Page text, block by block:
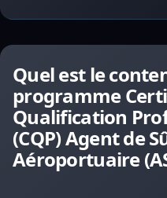
Quel est le
programme
Qualification
(CQP) Agent de
Aéroportuaire